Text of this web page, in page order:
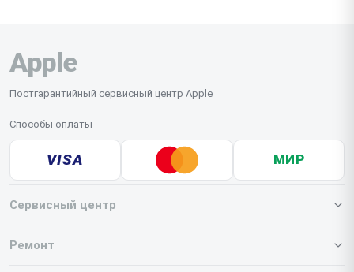
Apple
Постгарантийный сервисный центр Apple
Способы оплаты
VISA МИР
Сервисный центр
О нашем сервисе
Ремонт